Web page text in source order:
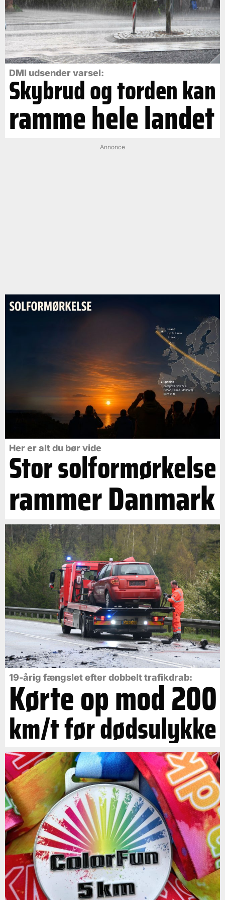
DMI udsender varsel:
Skybrud og torden kan
ramme hele landet
Annonce
Her er alt du bør vide
Stor solformørkelse
rammer Danmark
19-årig fængslet efter dobbelt trafikdrab:
Kørte op mod 200
km/t før dødsulykke